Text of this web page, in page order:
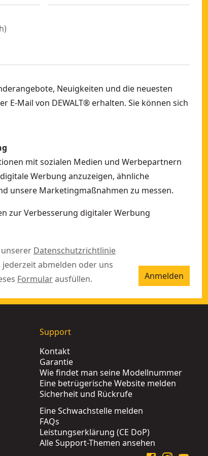
)
Neuigkeiten und die neuesten
E-Mail von DEWALT® erhalten. Sie können sich
mit sozialen Medien und Werbepartnern
Werbung anzuzeigen, ähnliche
unsere Marketingmaßnahmen zu messen.
zur Verbesserung digitaler Werbung
Datenschutzrichtlinie
abmelden oder uns
Formularausfüllen. Anmelden
Support
Kontakt
Garantie
Wie findet man seine Modellnummer
Eine betrügerische Website melden
Sicherheit und Rückrufe
Eine Schwachstelle melden
FAQs
Leistungserklärung (CE DoP)
Alle Support-Themen ansehen